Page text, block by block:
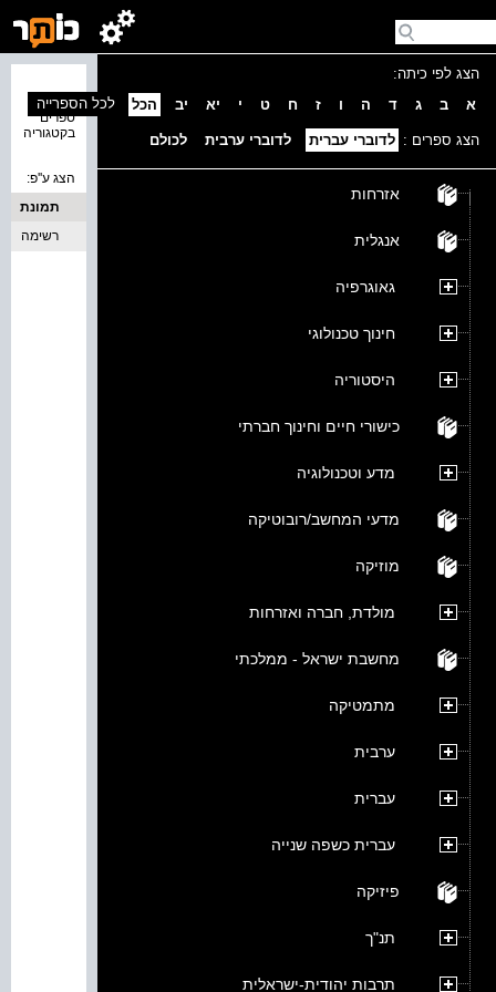
הצג לפי כיתה:
א
ב ג ד ה ו ז ח ט י יא יב הכל
הצג ספרים : לדוברי עברית לדוברי ערבית לכולם
אזרחות
אנגלית
גאוגרפיה
חינוך טכנולוגי
היסטוריה
כישורי חיים וחינוך חברתי
מדע וטכנולוגיה
מדעי המחשב/רובוטיקה
מוזיקה
מולדת, חברה ואזרחות
מחשבת ישראל - ממלכתי
מתמטיקה
ערבית
עברית
עברית כשפה שנייה
פיזיקה
תנ"ך
תרבות יהודית-ישראלית
ספרים
בקטגוריה
לכל הספרייה
הצג ע''פ:
תמונת
כריכה
רשימה